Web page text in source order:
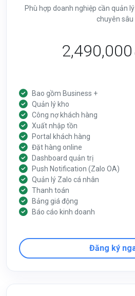
Phù hợp doanh nghiệp cần quản
chuyên sâu
2,490,000
Bao gồm Business +
Quản lý kho
Công nợ khách hàng
Xuất nhập tồn
Portal khách hàng
Đặt hàng online
Dashboard quản trị
Push Notification (Zalo OA)
Quản lý Zalo cá nhân
Thanh toán
Bảng giá động
Báo cáo kinh doanh
Đăng ký